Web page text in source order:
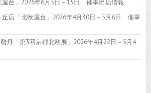
屋台」2026年6月5日～15日 催事出店情報
丘店「北欧屋台」2026年4月30日～5月6日 催事
丹「第3回京都北欧展」2026年4月22日～5月4